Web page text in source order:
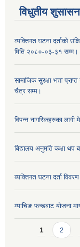
विधुतीय
व्यक्तिगत घटना दर्ताको
मिति २०८०-०३-३१ सम्म।
सामाजिक सुरक्षा भत्ता
चैत्र सम्म।
विपन्न नागरिकहरुका
बिद्यालय अनुमति कक्षा थप
ब्यक्तिगत घटना दर्ता विवरण
म्याचिङ फन्डबाट याेजना
Pages
1 2